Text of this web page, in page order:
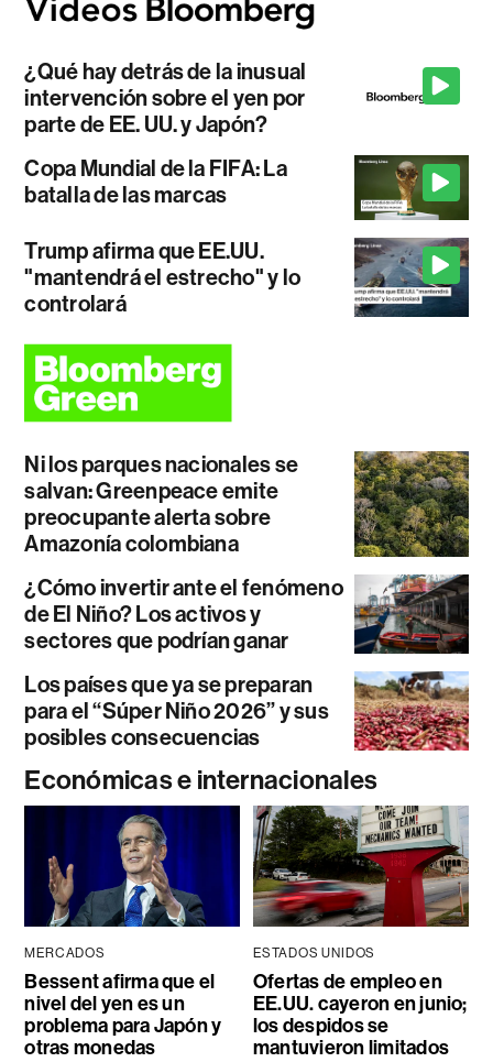
¿Qué hay detrás de la inusual
intervención sobre el yen por
parte de EE. UU. y Japón?
Copa Mundial de la FIFA: La
batalla de las marcas
Trump afirma que EE.UU.
"mantendrá el estrecho" y lo
controlará
Ni los parques nacionales se
salvan: Greenpeace emite
preocupante alerta sobre
Amazonía colombiana
¿Cómo invertir ante el fenómeno
de El Niño? Los activos y
sectores que podrían ganar
Los países que ya se preparan
para el “Súper Niño 2026” y sus
posibles consecuencias
Económicas e internacionales
MERCADOS
Bessent afirma que el
nivel del yen es un
problema para Japón y
otras monedas
ESTADOS UNIDOS
Ofertas de empleo en
EE.UU. cayeron en junio;
los despidos se
mantuvieron limitados